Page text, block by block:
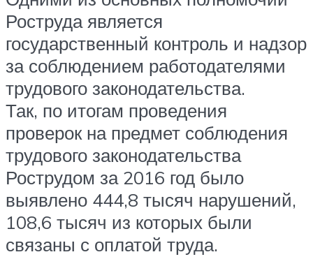
Роструда является
государственный контроль и надзор
за соблюдением работодателями
трудового законодательства.
Так, по итогам проведения
проверок на предмет соблюдения
трудового законодательства
Рострудом за 2016 год было
выявлено 444,8 тысяч нарушений,
108,6 тысяч из которых были
связаны с оплатой труда.